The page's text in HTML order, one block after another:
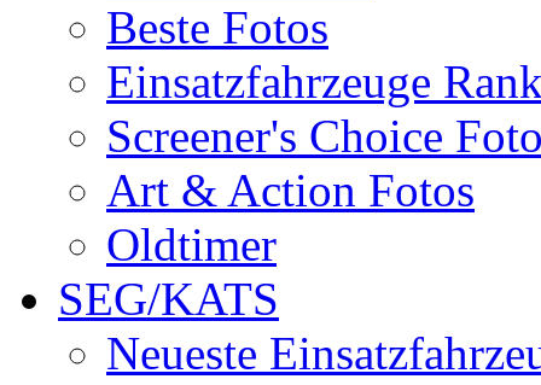
Beste Fotos
Einsatzfahrzeuge
Screener's Choice
Art & Action Fotos
Oldtimer
SEG/KATS
Neueste